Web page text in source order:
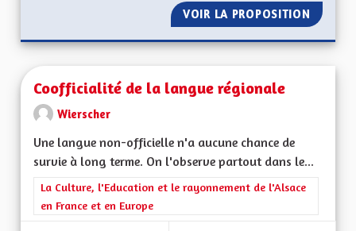
VOIR LA PROPOSITION DEUX
Coofficialité de la langue régionale
Wierscher
Une langue non-officielle n'a aucune chance de
survie à long terme. On l'observe partout dans le...
Filtrer les résultats de la catégorie : La Culture, l'Education et
La Culture, l'Education et le rayonnement de l'Alsace
en France et en Europe